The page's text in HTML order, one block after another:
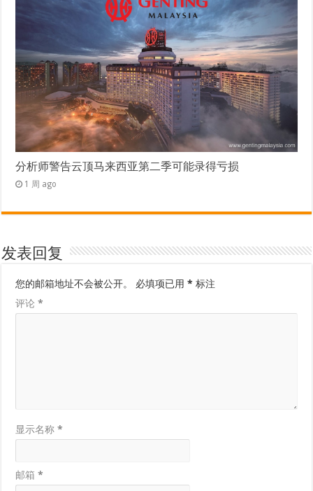
分析师警告云顶马来西亚第二季可能录得亏损
1 周 ago
发表回复
您的邮箱地址不会被公开。 必填项已用* 标注
评论*
显示名称*
邮箱*